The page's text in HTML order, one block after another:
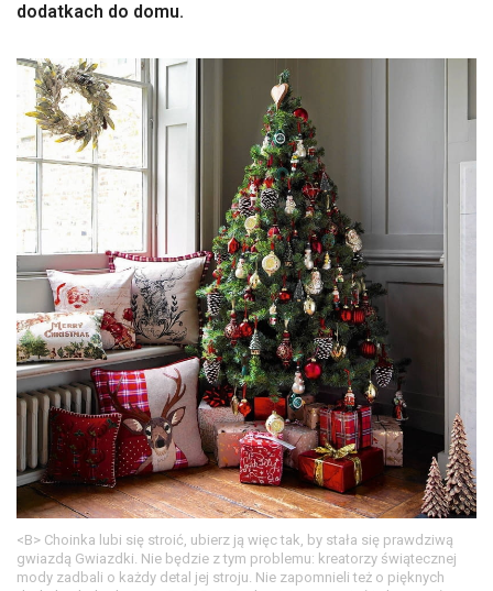
dodatkach do domu.
<B> Choinka lubi się stroić, ubierz ją więc tak, by stała się prawdziwą
gwiazdą Gwiazdki. Nie będzie z tym problemu: kreatorzy świątecznej
mody zadbali o każdy detal jej stroju. Nie zapomnieli też o pięknych